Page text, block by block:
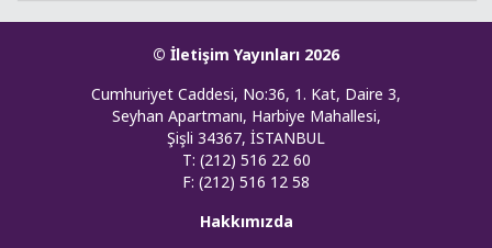
© İletişim Yayınları 2026
Cumhuriyet Caddesi, No:36, 1. Kat, Daire 3,
Seyhan Apartmanı, Harbiye Mahallesi,
Şişli 34367, İSTANBUL
T: (212) 516 22 60
F: (212) 516 12 58
Hakkımızda